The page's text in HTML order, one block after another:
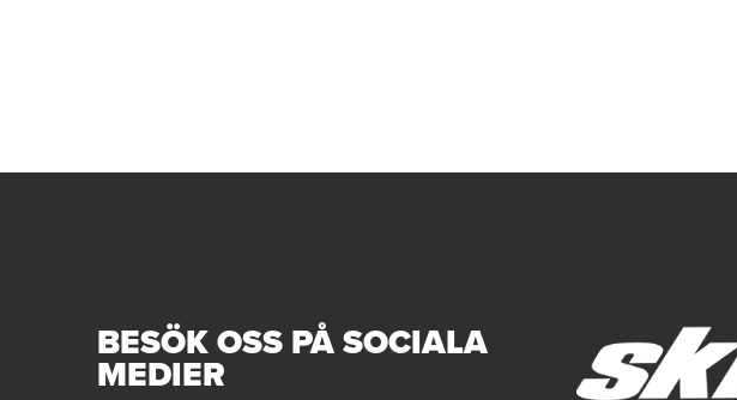
BESÖK OSS PÅ SOCIALA
MEDIER